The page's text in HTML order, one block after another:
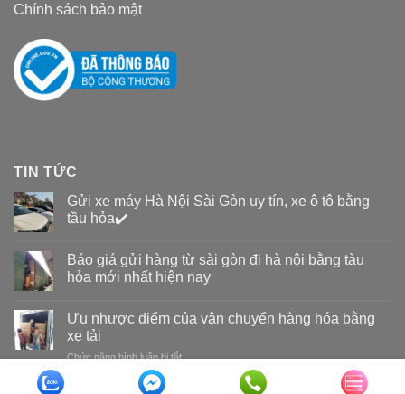
Chính sách bảo mật
TIN TỨC
Gửi xe máy Hà Nội Sài Gòn uy tín, xe ô tô bằng
tầu hỏa✔️
Báo giá gửi hàng từ sài gòn đi hà nội bằng tàu
hỏa mới nhất hiện nay
Ưu nhược điểm của vận chuyển hàng hóa bằng
xe tải
Chức năng bình luận bị tắtở